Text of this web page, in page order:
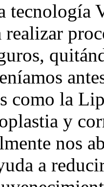
tecnología
como la
y
nos
a